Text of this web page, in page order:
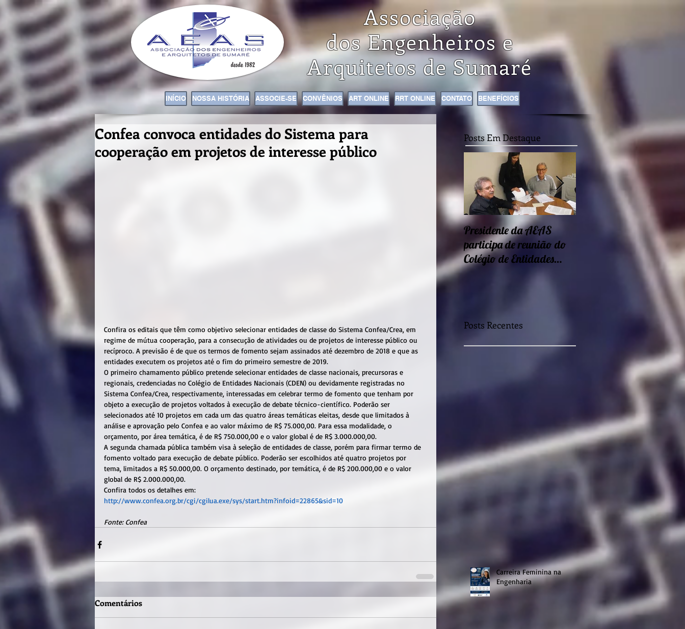
Associação
dos Engenheiros e
Arquitetos deSumaré
INÍCIO NOSSA HISTÓRIA ASSOCIE-SE CONVÊNIOS ART ONLINE RRT ONLINE CONTATO BENEFÍCIOS
Confea convoca entidades do Sistema para
cooperação em projetos de interesse público
Confira os editais que têm como objetivo selecionar entidades de classe do Sistema Confea/Crea, em
regime de mútua cooperação, para a consecução de atividades ou de projetos de interesse público ou
recíproco. A previsão é de que os termos de fomento sejam assinados até dezembro de 2018 e que as
entidades executem os projetos até o fim do primeiro semestre de 2019.
O primeiro chamamento público pretende selecionar entidades de classe nacionais, precursoras e
regionais, credenciadas no Colégio de Entidades Nacionais (CDEN) ou devidamente registradas no
Sistema Confea/Crea, respectivamente, interessadas em celebrar termo de fomento que tenham por
objeto a execução de projetos voltados à execução de debate técnico-científico. Poderão ser
selecionados até 10 projetos em cada um das quatro áreas temáticas eleitas, desde que limitados à
análise e aprovação pelo Confea e ao valor máximo de R$ 75.000,00. Para essa modalidade, o
orçamento, por área temática, é de R$ 750.000,00 e o valor global é de R$ 3.000.000,00.
A segunda chamada pública também visa à seleção de entidades de classe, porém para firmar termo de
fomento voltado para execução de debate público. Poderão ser escolhidos até quatro projetos por
tema, limitados a R$ 50.000,00. O orçamento destinado, por temática, é de R$ 200.000,00 e o valor
global de R$ 2.000.000,00.
Confira todos os detalhes em:
http://www.confea.org.br/cgi/cgilua.exe/sys/start.htm?infoid=22865&sid=10
Fonte: Confea
Comentários
Posts Em Destaque
Presidente da AEAS
participa de reunião do
Colégio de Entidades
Regionais
Encontros sobre Eficiência
sustentabilidade seguem
Posts Recentes
Carreira Feminina na
Engenharia